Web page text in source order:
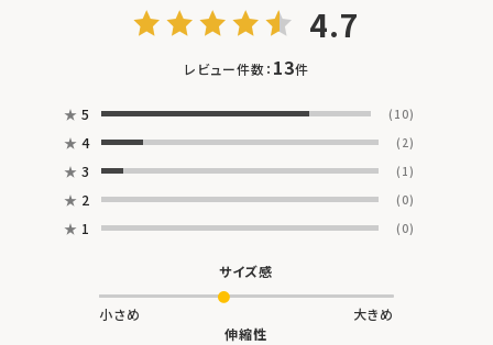
4.7
レビュー件数： 13件
★ 5 (10)
★ 4 (2)
★ 3 (1)
★ 2 (0)
★ 1 (0)
サイズ感
小さめ
大きめ
伸縮性